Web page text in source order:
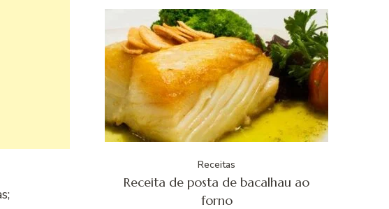
Receitas
Receita de posta de bacalhau ao
forno